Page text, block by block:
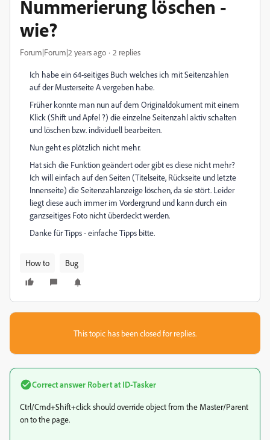
Nummerierung löschen -
wie?
Forum|Forum|2 years ago 2 replies
Ich habe ein 64-seitiges Buch welches ich mit Seitenzahlen
auf der Musterseite A vergeben habe.
Früher konnte man nun auf dem Originaldokument mit einem
Klick (Shift und Apfel ?) die einzelne Seitenzahl aktiv schalten
und löschen bzw. individuell bearbeiten.
Nun geht es plötzlich nicht mehr.
Hat sich die Funktion geändert oder gibt es diese nicht mehr?
Ich will einfach auf den Seiten (Titelseite, Rückseite und letzte
Innenseite) die Seitenzahlanzeige löschen, da sie stört. Leider
liegt diese auch immer im Vordergrund und kann durch ein
ganzseitiges Foto nicht überdeckt werden.
Danke für Tipps - einfache Tipps bitte.
How to Bug
This topic has been closed for replies.
Correct answer Robert at ID-Tasker
Ctrl/Cmd+Shift+click should override object from the Master/Parent
on to the page.